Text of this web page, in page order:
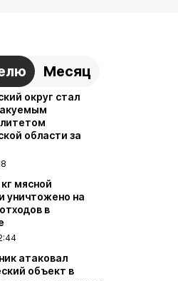
Месяц
округ стал
области за
мясной
уничтожено на
в
атаковал
объект в